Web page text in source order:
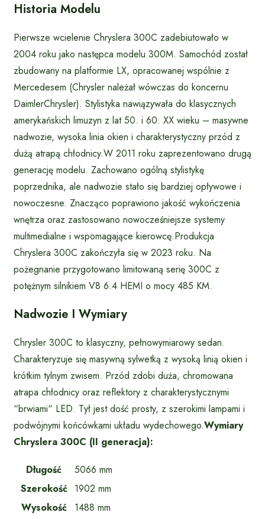
Historia Modelu
Pierwsze wcielenie Chryslera 300C zadebiutowało w
2004 roku jako następca modelu 300M. Samochód został
zbudowany na platformie LX, opracowanej wspólnie z
Mercedesem (Chrysler należał wówczas do koncernu
DaimlerChrysler). Stylistyka nawiązywała do klasycznych
amerykańskich limuzyn z lat 50. i 60. XX wieku – masywne
nadwozie, wysoka linia okien i charakterystyczny przód z
dużą atrapą chłodnicy.W 2011 roku zaprezentowano drugą
generację modelu. Zachowano ogólną stylistykę
poprzednika, ale nadwozie stało się bardziej opływowe i
nowoczesne. Znacząco poprawiono jakość wykończenia
wnętrza oraz zastosowano nowocześniejsze systemy
multimedialne i wspomagające kierowcę.Produkcja
Chryslera 300C zakończyła się w 2023 roku. Na
pożegnanie przygotowano limitowaną serię 300C z
potężnym silnikiem V8 6.4 HEMI o mocy 485 KM.
Nadwozie I Wymiary
Chrysler 300C to klasyczny, pełnowymiarowy sedan.
Charakteryzuje się masywną sylwetką z wysoką linią okien i
krótkim tylnym zwisem. Przód zdobi duża, chromowana
atrapa chłodnicy oraz reflektory z charakterystycznymi
“brwiami“ LED. Tył jest dość prosty, z szerokimi lampami i
podwójnymi końcówkami układu wydechowego.Wymiary
Chryslera 300C (II generacja):
Długość
5066 mm
Szerokość 1902 mm
Wysokość
1488 mm